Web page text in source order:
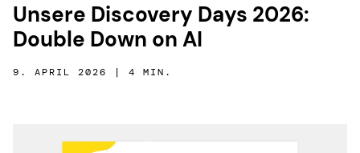
Unsere Discovery Days 2026:
Double Down on AI
9. APRIL 2026 | 4 MIN.